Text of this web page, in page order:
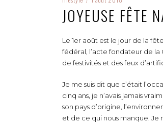
JOYEUSE FÊTE
Le 1er août est le jour de la
fédéral, l’acte fondateur de la
de festivités et des feux
Je me suis dit que c’était
cinq ans, je n’avais jamais
son pays d’origine,
et de ce qui nous manque. Je